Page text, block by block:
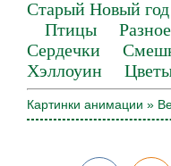
Старый Новый год
Птицы
Разное
Сердечки
Хэллоуин
Картинки анимации »